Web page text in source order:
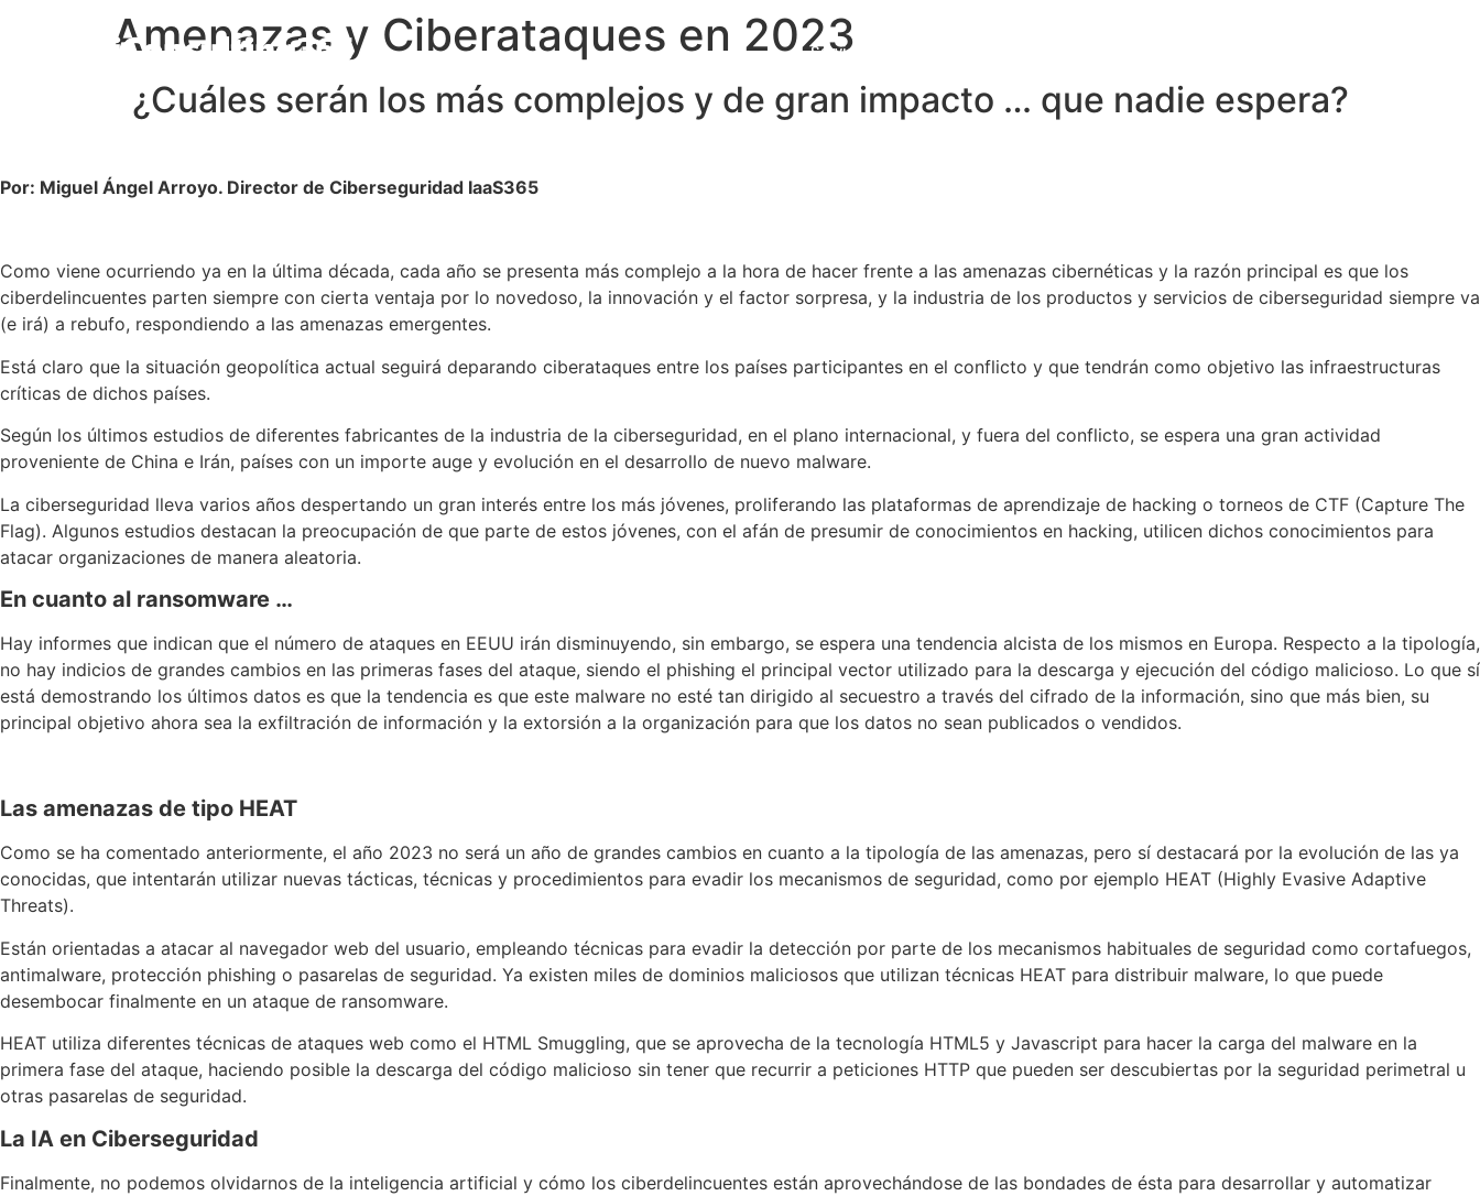
Servicios
Amenazas y Ciberataques en 2023
¿Cuáles serán los más complejos y de gran impacto … que nadie espera?
Por: Miguel Ángel Arroyo. Director de Ciberseguridad IaaS365
Como viene ocurriendo ya en la última década, cada año se presenta más complejo a la hora de hacer frente a las amenazas cibernéticas y la razón principal es que los
ciberdelincuentes parten siempre con cierta ventaja por lo novedoso, la innovación y el factor sorpresa, y la industria de los productos y servicios de ciberseguridad siempre va
(e irá) a rebufo, respondiendo a las amenazas emergentes.
Está claro que la situación geopolítica actual seguirá deparando ciberataques entre los países participantes en el conflicto y que tendrán como objetivo las infraestructuras
críticas de dichos países.
Según los últimos estudios de diferentes fabricantes de la industria de la ciberseguridad, en el plano internacional, y fuera del conflicto, se espera una gran actividad
proveniente de China e Irán, países con un importe auge y evolución en el desarrollo de nuevo malware.
La ciberseguridad lleva varios años despertando un gran interés entre los más jóvenes, proliferando las plataformas de aprendizaje de hacking o torneos de CTF (Capture The
Flag). Algunos estudios destacan la preocupación de que parte de estos jóvenes, con el afán de presumir de conocimientos en hacking, utilicen dichos conocimientos para
atacar organizaciones de manera aleatoria.
En cuanto al ransomware …
Hay informes que indican que el número de ataques en EEUU irán disminuyendo, sin embargo, se espera una tendencia alcista de los mismos en Europa. Respecto a la tipología,
no hay indicios de grandes cambios en las primeras fases del ataque, siendo el phishing el principal vector utilizado para la descarga y ejecución del código malicioso. Lo que sí
está demostrando los últimos datos es que la tendencia es que este malware no esté tan dirigido al secuestro a través del cifrado de la información, sino que más bien, su
principal objetivo ahora sea la exfiltración de información y la extorsión a la organización para que los datos no sean publicados o vendidos.
Las amenazas de tipo HEAT
Como se ha comentado anteriormente, el año 2023 no será un año de grandes cambios en cuanto a la tipología de las amenazas, pero sí destacará por la evolución de las ya
conocidas, que intentarán utilizar nuevas tácticas, técnicas y procedimientos para evadir los mecanismos de seguridad, como por ejemplo HEAT (Highly Evasive Adaptive
Threats).
Están orientadas a atacar al navegador web del usuario, empleando técnicas para evadir la detección por parte de los mecanismos habituales de seguridad como cortafuegos,
antimalware, protección phishing o pasarelas de seguridad. Ya existen miles de dominios maliciosos que utilizan técnicas HEAT para distribuir malware, lo que puede
desembocar finalmente en un ataque de ransomware.
HEAT utiliza diferentes técnicas de ataques web como el HTML Smuggling, que se aprovecha de la tecnología HTML5 y Javascript para hacer la carga del malware en la
primera fase del ataque, haciendo posible la descarga del código malicioso sin tener que recurrir a peticiones HTTP que pueden ser descubiertas por la seguridad perimetral u
otras pasarelas de seguridad.
La IA en Ciberseguridad
Finalmente, no podemos olvidarnos de la inteligencia artificial y cómo los ciberdelincuentes están aprovechándose de las bondades de ésta para desarrollar y automatizar